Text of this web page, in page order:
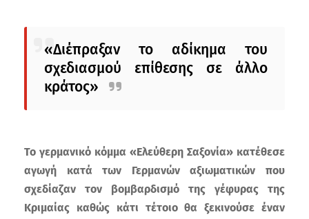
«Διέπραξαν το αδίκημα του
σχεδιασμού επίθεσης σε άλλο
κράτος»
Το γερμανικό κόμμα «Ελεύθερη Σαξονία» κατέθεσε
αγωγή κατά των Γερμανών αξιωματικών που
σχεδίαζαν τον βομβαρδισμό της γέφυρας της
Κριμαίας καθώς κάτι τέτοιο θα ξεκινούσε έναν